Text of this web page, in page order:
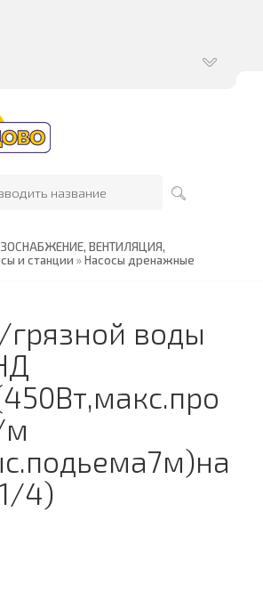
ВЕНТИЛЯЦИЯ,
и станции »Насосы дренажные
грязной воды
м
4)